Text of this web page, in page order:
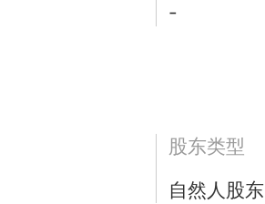
-
股东类型
自然人股东